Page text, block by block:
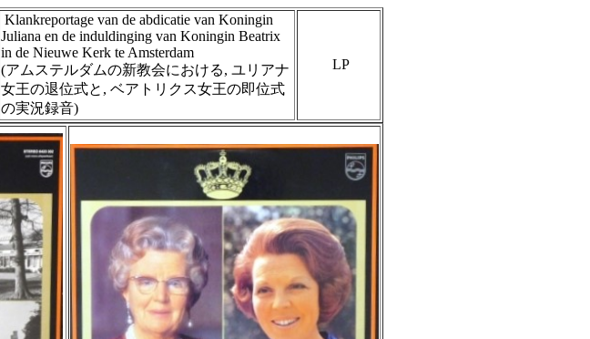
Klankreportage van de abdicatie van Koningin
Juliana en de induldinging van Koningin Beatrix
in de Nieuwe Kerk te Amsterdam
(アムステルダムの新教会における, ユリアナ
女王の退位式と, ベアトリクス女王の即位式
の実況録音)
LP